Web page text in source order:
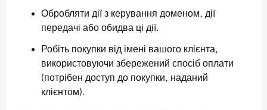
Обробляти дії з керування доменом, дії
передачі або обидва ці дії.
Робіть покупки від імені вашого клієнта,
використовуючи збережений спосіб оплати
(потрібен доступ до покупки, наданий
клієнтом).